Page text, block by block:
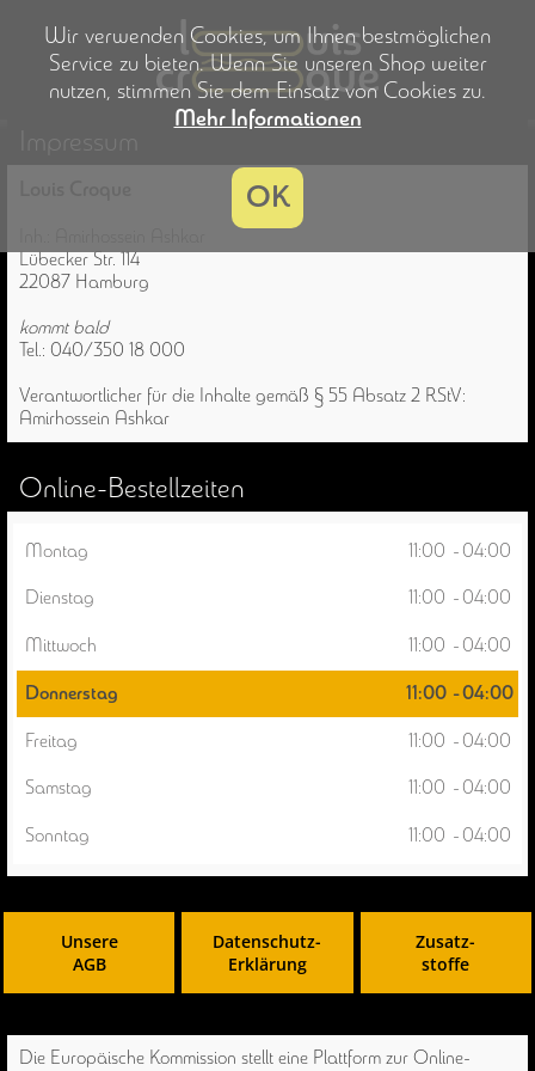
Impressum
Lübecker Str. 114
22087 Hamburg
kommt bald
Tel.: 040/350 18 000
Verantwortlicher für die Inhalte gemäß § 55 Absatz 2 RStV:
Amirhossein Ashkar
Online-Bestellzeiten
Montag 11:00 - 04:00
Dienstag 11:00 - 04:00
Mittwoch 11:00 - 04:00
Donnerstag 11:00 -04:00
Freitag 11:00 - 04:00
Samstag 11:00 - 04:00
Sonntag 11:00 - 04:00
Unsere
AGB
Datenschutz-
Erklärung
Zusatz-
stoffe
Die Europäische Kommission stellt eine Plattform zur Online-
Wir verwenden Cookies, um Ihnen bestmöglichen
Service zu bieten. Wenn Sie unseren Shop weiter
nutzen, stimmen Sie dem Einsatz von Cookies zu.
Mehr Informationen
OK